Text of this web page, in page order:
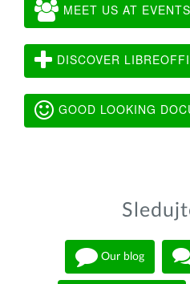
MEET US AT EVENTS
DISCOVER
GOOD LOOKING
Our blog